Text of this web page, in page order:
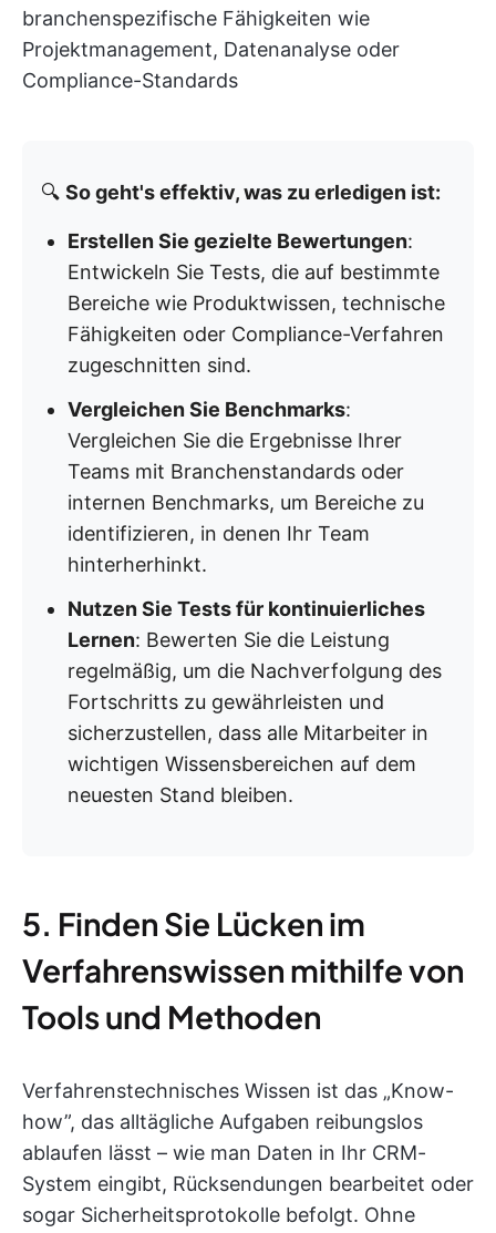
branchenspezifische Fähigkeiten wie
Projektmanagement, Datenanalyse oder
Compliance-Standards
🔍 So geht's effektiv, was zu erledigen ist:
Erstellen Sie gezielte Bewertungen:
Entwickeln Sie Tests, die auf bestimmte
Bereiche wie Produktwissen, technische
Fähigkeiten oder Compliance-Verfahren
zugeschnitten sind.
Vergleichen Sie Benchmarks:
Vergleichen Sie die Ergebnisse Ihrer
Teams mit Branchenstandards oder
internen Benchmarks, um Bereiche zu
identifizieren, in denen Ihr Team
hinterherhinkt.
Nutzen Sie Tests für kontinuierliches
Lernen: Bewerten Sie die Leistung
regelmäßig, um die Nachverfolgung des
Fortschritts zu gewährleisten und
sicherzustellen, dass alle Mitarbeiter in
wichtigen Wissensbereichen auf dem
neuesten Stand bleiben.
5. Finden Sie Lücken im
Verfahrenswissen mithilfe von
Tools und Methoden
Verfahrenstechnisches Wissen ist das „Know-
how”, das alltägliche Aufgaben reibungslos
ablaufen lässt – wie man Daten in Ihr CRM-
System eingibt, Rücksendungen bearbeitet oder
sogar Sicherheitsprotokolle befolgt. Ohne